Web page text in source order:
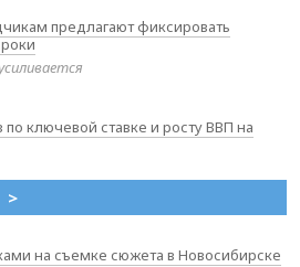
предлагают фиксировать
ключевой ставке и росту ВВП на
>
на съемке сюжета в Новосибирске